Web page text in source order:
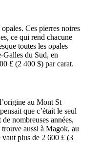
Ces pierres noires
ce qui rend chacune
toutes les opales
Galles du Sud, en
£ (2 400 $) par carat.
au Mont St
que c’était le seul
nombreuses années,
aussi à Magok, au
vaut plus de 2 600 £ (3